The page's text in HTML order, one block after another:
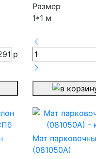
р
Размер
1*1 м
Мат
(081050А)